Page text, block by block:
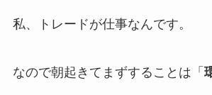
私、トレードが仕事なんです。
なので朝起きてまずすることは「